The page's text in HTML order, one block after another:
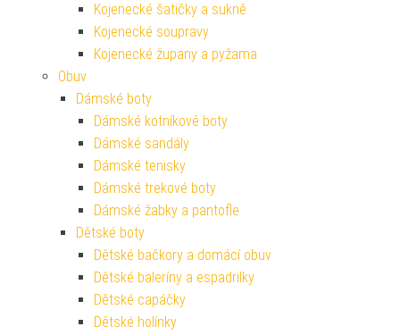
Kojenecké šatičky a sukně
Kojenecké soupravy
Kojenecké župany a pyžama
Obuv
Dámské boty
Dámské kotníkové boty
Dámské sandály
Dámské tenisky
Dámské trekové boty
Dámské žabky a pantofle
Dětské boty
Dětské bačkory a domácí obuv
Dětské baleríny a espadrilky
Dětské capáčky
Dětské holínky